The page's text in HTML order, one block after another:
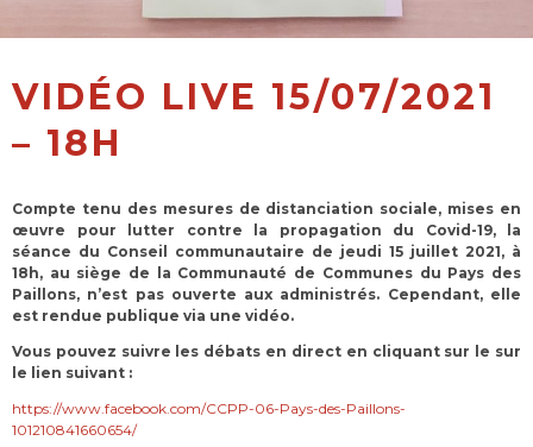
VIDÉO LIVE 15/07/2021
– 18H
Compte tenu des mesures de distanciation sociale, mises en
œuvre pour lutter contre la propagation du Covid-19, la
séance du Conseil communautaire de jeudi 15 juillet 2021, à
18h, au siège de la Communauté de Communes du Pays des
Paillons, n’est pas ouverte aux administrés. Cependant, elle
est rendue publique via une vidéo.
Vous pouvez suivre les débats en direct en cliquant sur le sur
le lien suivant :
https://www.facebook.com/CCPP-06-Pays-des-Paillons-
101210841660654/